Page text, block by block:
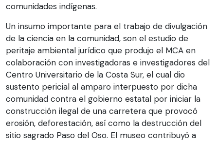
comunidades indígenas.
Un insumo importante para el trabajo de divulgación
de la ciencia en la comunidad, son el estudio de
peritaje ambiental jurídico que produjo el MCA en
colaboración con investigadoras e investigadores del
Centro Universitario de la Costa Sur, el cual dio
sustento pericial al amparo interpuesto por dicha
comunidad contra el gobierno estatal por iniciar la
construcción ilegal de una carretera que provocó
erosión, deforestación, así como la destrucción del
sitio sagrado Paso del Oso. El museo contribuyó a